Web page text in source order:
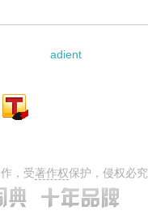
adient
，受著作权保护，侵权必究